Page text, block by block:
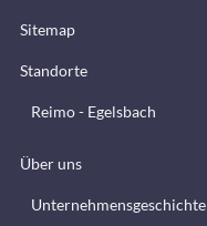
Sitemap
Standorte
Reimo - Egelsbach
Über uns
Unternehmensgeschichte